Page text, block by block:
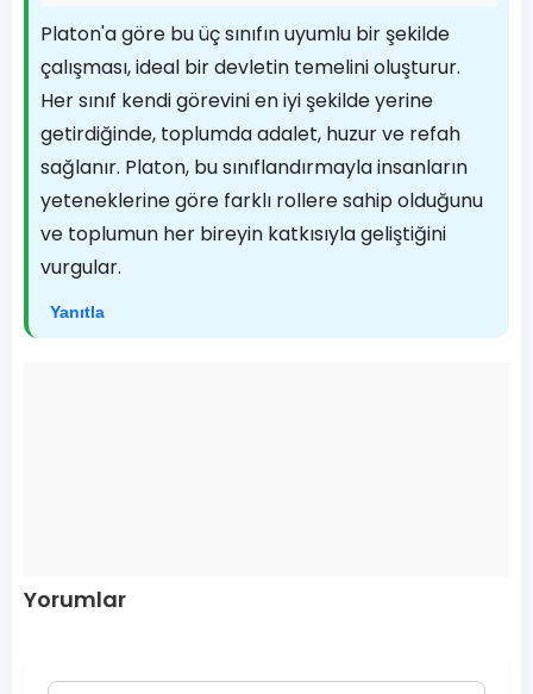
Platon'a göre bu üç sınıfın uyumlu bir şekilde
çalışması, ideal bir devletin temelini oluşturur.
Her sınıf kendi görevini en iyi şekilde yerine
getirdiğinde, toplumda adalet, huzur ve refah
sağlanır. Platon, bu sınıflandırmayla insanların
yeteneklerine göre farklı rollere sahip olduğunu
ve toplumun her bireyin katkısıyla geliştiğini
vurgular.
Yanıtla
Yorumlar